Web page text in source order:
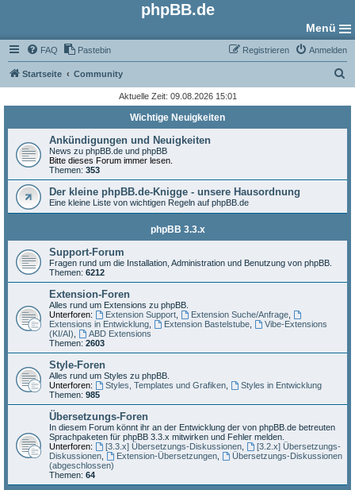
phpBB.de
Menü
FAQ Pastebin Anmelden
Registrieren
Startseite Community
h
Aktuelle Zeit: 09.08.2026 15:01
Wichtige Neuigkeiten
Ankündigungen und Neuigkeiten
News zu phpBB.de und phpBB
Bitte dieses Forum immer lesen.
Themen: 353
Der kleine phpBB.de-Knigge - unsere Hausordnung
Eine kleine Liste von wichtigen Regeln auf phpBB.de
phpBB 3.3.x
Support-Forum
Fragen rund um die Installation, Administration und Benutzung von phpBB.
Themen: 6212
Extension-Foren
Alles rund um Extensions zu phpBB.
Unterforen:
Extension Support, Extension Suche/Anfrage,
Extensions in Entwicklung
Extension Bastelstube,
Vibe-Extensions
(KI/AI)
ABD Extensions
Themen: 2603
Style-Foren
Alles rund um Styles zu phpBB.
Unterforen:
Styles, Templates und Grafiken,
Styles in Entwicklung
Themen: 985
Übersetzungs-Foren
In diesem Forum könnt ihr an der Entwicklung der von phpBB.de betreuten
Sprachpaketen für phpBB 3.3.x mitwirken und Fehler melden.
Unterforen:
[3.3.x] Übersetzungs-Diskussionen,
[3.2.x] Übersetzungs-
Diskussionen
Extension-Übersetzungen,
Übersetzungs-Diskussionen
(abgeschlossen)
Themen: 64